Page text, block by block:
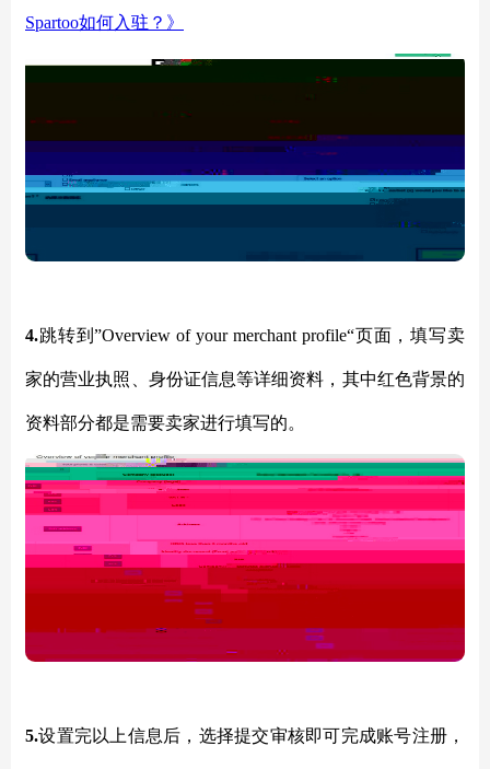
Spartoo如何入驻？》
4.跳转到”Overview of your merchant profile“页面，填写卖
家的营业执照、身份证信息等详细资料，其中红色背景的
资料部分都是需要卖家进行填写的。
5.设置完以上信息后，选择提交审核即可完成账号注册，